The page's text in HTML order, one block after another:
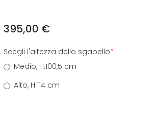
395,00 €
Scegli l'altezza dello sgabello*
Medio, H.100,5 cm
Alto, H.114 cm